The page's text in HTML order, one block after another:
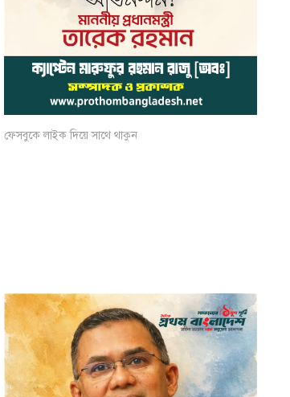
ফেসবুকে লাইক দিয়ে সাথে থাকুন